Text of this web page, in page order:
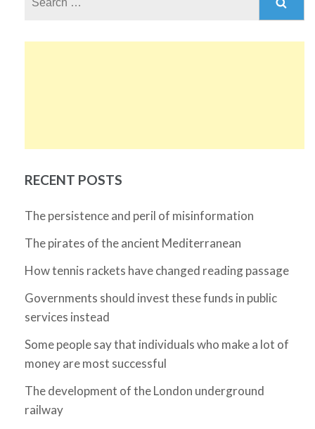
RECENT POSTS
The persistence and peril of misinformation
The pirates of the ancient Mediterranean
How tennis rackets have changed reading passage
Governments should invest these funds in public
services instead
Some people say that individuals who make a lot of
money are most successful
The development of the London underground
railway